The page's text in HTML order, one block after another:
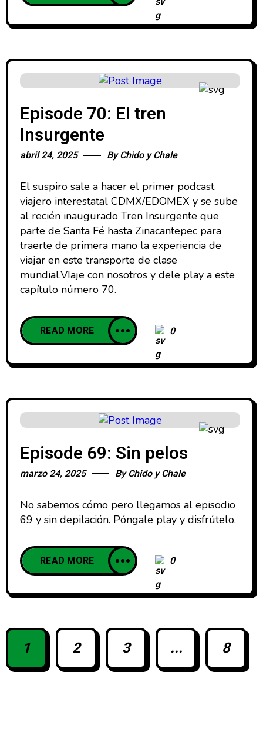
Episode 70: El tren
Insurgente
abril 24, 2025 ByChido y Chale
El suspiro sale a hacer el primer podcast
viajero interestatal CDMX/EDOMEX y se sube
al recién inaugurado Tren Insurgente que
parte de Santa Fé hasta Zinacantepec para
traerte de primera mano la experiencia de
viajar en este transporte de clase
mundial.VIaje con nosotros y dele play a este
capítulo número 70.
READ MORE 0
Episode 69: Sin pelos
marzo 24, 2025 ByChido y Chale
No sabemos cómo pero llegamos al episodio
69 y sin depilación. Póngale play y disfrútelo.
READ MORE 0
1 2 3 ... 8